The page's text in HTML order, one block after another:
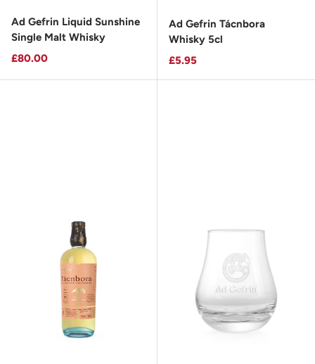
Ad Gefrin Liquid Sunshine
Single Malt Whisky
Prix habituel
£80.00
Ad Gefrin Tácnbora
Whisky 5cl
Prix habituel
£5.95